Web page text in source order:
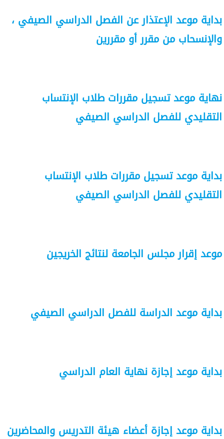
بداية موعد الإعتذار عن الفصل الدراسي الصيفي ،
والإنسحاب من مقرر أو مقررين
نهاية موعد تسجيل مقررات طلاب الإنتساب
التقليدي للفصل الدراسي الصيفي
بداية موعد تسجيل مقررات طلاب الإنتساب
التقليدي للفصل الدراسي الصيفي
موعد إقرار مجلس الجامعة لنتائج الخريجين
بداية موعد الدراسة للفصل الدراسي الصيفي
بداية موعد إجازة نهاية العام الدراسي
بداية موعد إجازة أعضاء هيئة التدريس والمحاضرين